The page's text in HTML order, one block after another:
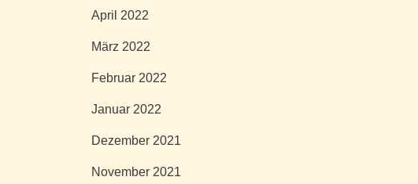
April 2022
März 2022
Februar 2022
Januar 2022
Dezember 2021
November 2021